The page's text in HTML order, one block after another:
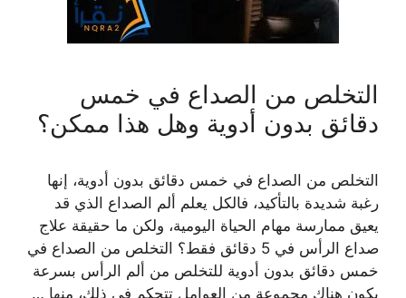
التخلص من الصداع في خمس
دقائق بدون أدوية وهل هذا ممكن؟
التخلص من الصداع في خمس دقائق بدون أدوية، إنها
رغبة شديدة بالتأكيد، فالكل يعلم ألم الصداع الذي قد
يعيق ممارسة مهام الحياة اليومية، ولكن ما حقيقة علاج
صداع الرأس في 5 دقائق فقط؟ التخلص من الصداع في
خمس دقائق بدون أدوية للتخلص من ألم الرأس بسرعة
يكون هناك مجموعة من العوامل تتحكم في ذلك، منها …